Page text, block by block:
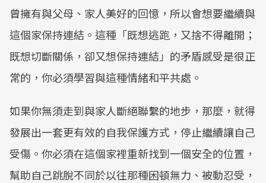
曾擁有與父母、家人美好的回憶，所以會想要繼續與
這個家保持連結。這種「既想逃跑，又捨不得離開；
既想切斷關係，卻又想保持連結」的矛盾感受是很正
常的，你必須學習與這種情緒和平共處。
如果你無須走到與家人斷絕聯繫的地步，那麼，就得
發展出一套更有效的自我保護方式，停止繼續讓自己
受傷。你必須在這個家裡重新找到一個安全的位置，
幫助自己跳脫不同於以往那種困頓無力、被動忍受，